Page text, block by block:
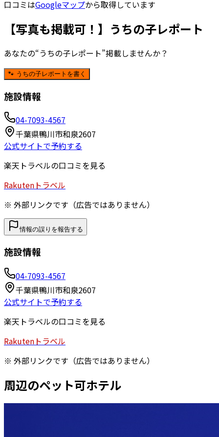
口コミはGoogleマップから取得しています
【写真も掲載可！】うちの子レポート
あなたの“うちの子レポート”掲載しませんか？
🐾 うちの子レポートを書く
施設情報
04-7093-4567
千葉県鴨川市和泉2607
公式サイトで予約する
楽天トラベルの口コミを見る
Rakuten トラベル
※ 外部リンクです（広告ではありません）
情報の誤りを報告する
施設情報
04-7093-4567
千葉県鴨川市和泉2607
公式サイトで予約する
楽天トラベルの口コミを見る
Rakuten トラベル
※ 外部リンクです（広告ではありません）
周辺のペット可ホテル